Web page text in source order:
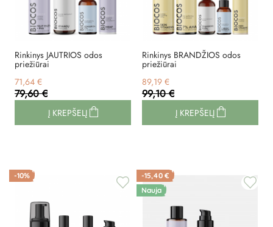
Rinkinys JAUTRIOS odos
priežiūrai
71,64 €
79,60 €
Į KREPŠELĮ
Rinkinys BRANDŽIOS odos
priežiūrai
89,19 €
99,10 €
Į KREPŠELĮ
-10%
-15,40 €
Nauja